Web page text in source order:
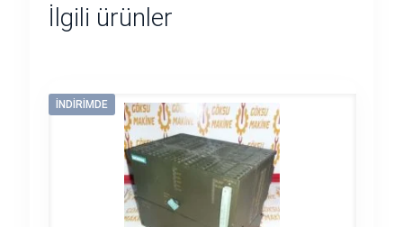
İlgili ürünler
İNDIRIMDE